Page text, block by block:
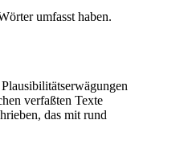
umfasst haben.
verfaßten Texte
das mit rund